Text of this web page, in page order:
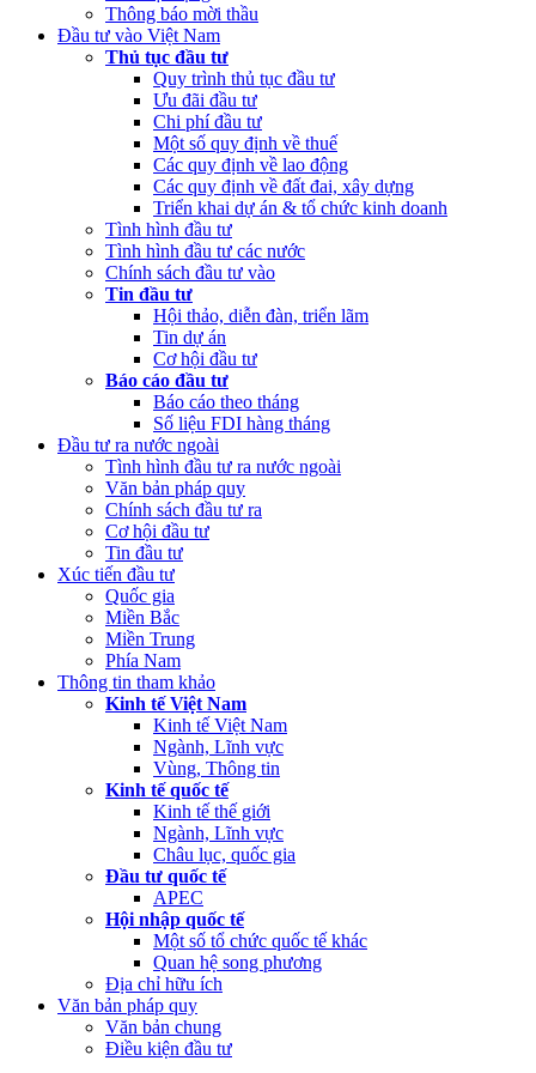
Thông báo mời thầu
Đầu tư vào Việt Nam
Thủ tục đầu tư
Quy trình thủ tục đầu tư
Ưu đãi đầu tư
Chi phí đầu tư
Một số quy định về thuế
Các quy định về lao động
Các quy định về đất đai, xây dựng
Triển khai dự án & tổ chức kinh doanh
Tình hình đầu tư
Tình hình đầu tư các nước
Chính sách đầu tư vào
Tin đầu tư
Hội thảo, diễn đàn, triển lãm
Tin dự án
Cơ hội đầu tư
Báo cáo đầu tư
Báo cáo theo tháng
Số liệu FDI hàng tháng
Đầu tư ra nước ngoài
Tình hình đầu tư ra nước ngoài
Văn bản pháp quy
Chính sách đầu tư ra
Cơ hội đầu tư
Tin đầu tư
Xúc tiến đầu tư
Quốc gia
Miền Bắc
Miền Trung
Phía Nam
Thông tin tham khảo
Kinh tế Việt Nam
Kinh tế Việt Nam
Ngành, Lĩnh vực
Vùng, Thông tin
Kinh tế quốc tế
Kinh tế thế giới
Ngành, Lĩnh vực
Châu lục, quốc gia
Đầu tư quốc tế
APEC
Hội nhập quốc tế
Một số tổ chức quốc tế khác
Quan hệ song phương
Địa chỉ hữu ích
Văn bản pháp quy
Văn bản chung
Điều kiện đầu tư